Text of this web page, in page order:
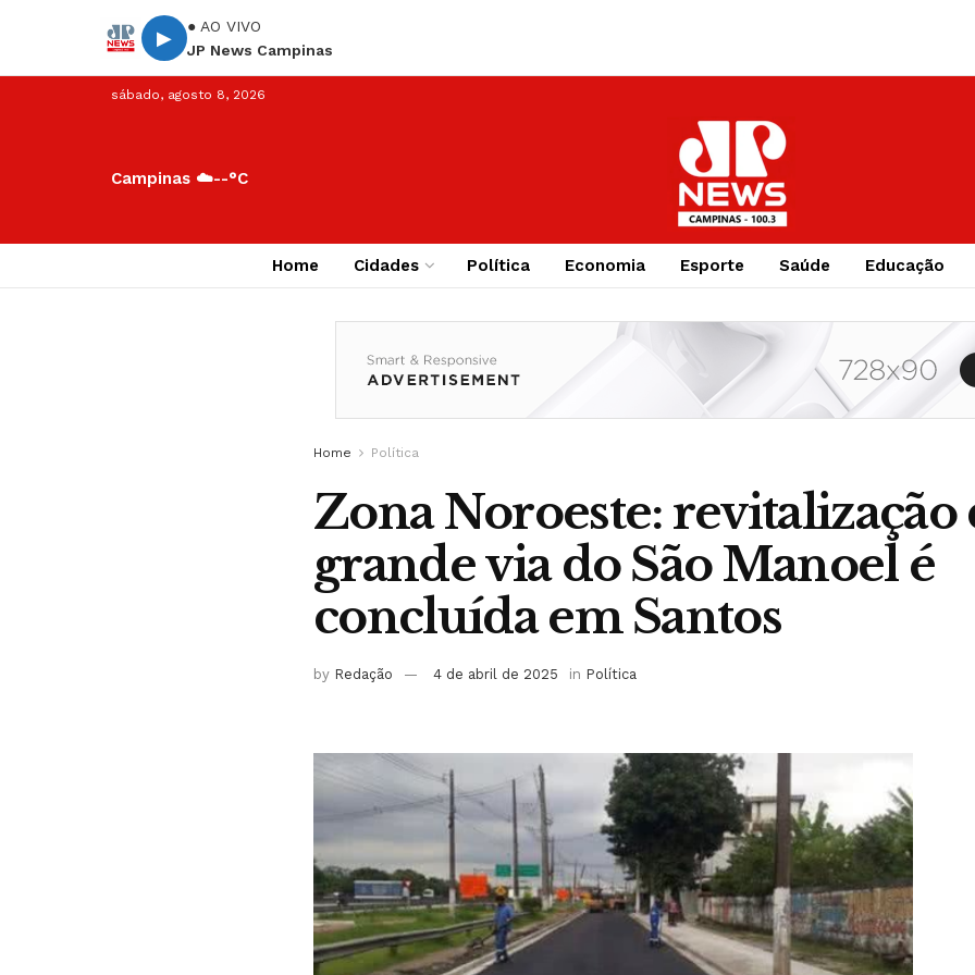
▶
● AO VIVO
JP News Campinas
sábado, agosto 8, 2026
Campinas ☁️--°C
Home Cidades Política Economia Esporte Saúde Educação
Home Política
Zona Noroeste: revitalização
grande via do São Manoel é
concluída em Santos
by Redação 4 de abril de 2025 in Política